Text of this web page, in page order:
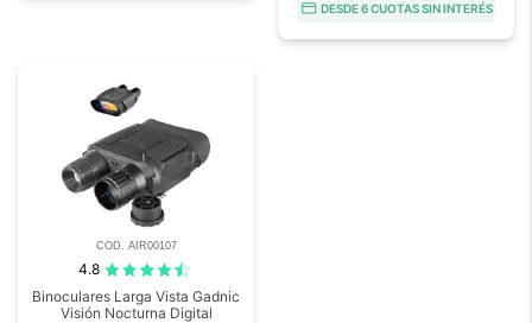
DESDE 6 CUOTAS SIN INTERÉS
COD. AIR00107
4.8
Binoculares Larga Vista Gadnic
Visión Nocturna Digital